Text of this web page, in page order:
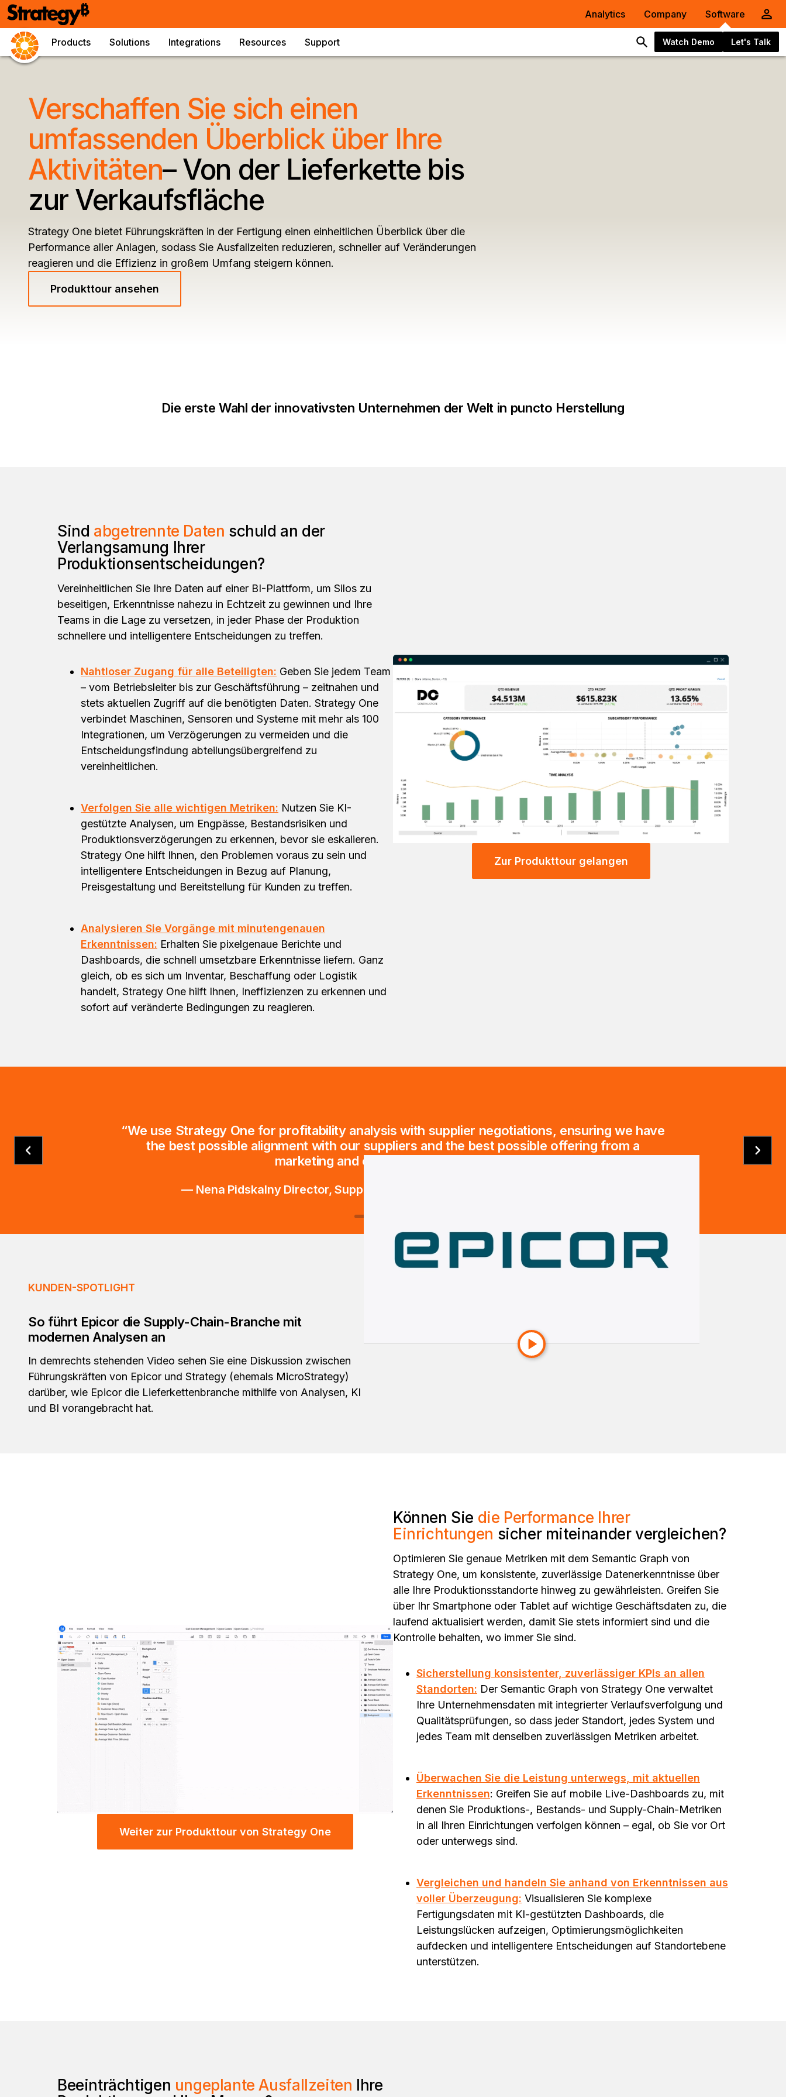
Analytics Company Software
Products Solutions Integrations Resources Support Watch Demo Let's Talk
Verschaffen Sie sich einen
umfassenden Überblick über Ihre
Aktivitäten– Von der Lieferkette bis
zur Verkaufsfläche
Strategy One bietet Führungskräften in der Fertigung einen einheitlichen Überblick über die
Performance aller Anlagen, sodass Sie Ausfallzeiten reduzieren, schneller auf Veränderungen
reagieren und die Effizienz in großem Umfang steigern können.
Produkttour ansehen
Die erste Wahl der innovativsten Unternehmen der Welt in puncto Herstellung
Sind abgetrennte Daten schuld an der
Verlangsamung Ihrer
Produktionsentscheidungen?
Vereinheitlichen Sie Ihre Daten auf einer BI-Plattform, um Silos zu
beseitigen, Erkenntnisse nahezu in Echtzeit zu gewinnen und Ihre
Teams in die Lage zu versetzen, in jeder Phase der Produktion
schnellere und intelligentere Entscheidungen zu treffen.
Nahtloser Zugang für alle Beteiligten: Geben Sie jedem Team
– vom Betriebsleiter bis zur Geschäftsführung – zeitnahen und
stets aktuellen Zugriff auf die benötigten Daten. Strategy One
verbindet Maschinen, Sensoren und Systeme mit mehr als 100
Integrationen, um Verzögerungen zu vermeiden und die
Entscheidungsfindung abteilungsübergreifend zu
vereinheitlichen.
Verfolgen Sie alle wichtigen Metriken: Nutzen Sie KI-
gestützte Analysen, um Engpässe, Bestandsrisiken und
Produktionsverzögerungen zu erkennen, bevor sie eskalieren.
Strategy One hilft Ihnen, den Problemen voraus zu sein und
intelligentere Entscheidungen in Bezug auf Planung,
Preisgestaltung und Bereitstellung für Kunden zu treffen.
Analysieren Sie Vorgänge mit minutengenauen
Erkenntnissen: Erhalten Sie pixelgenaue Berichte und
Dashboards, die schnell umsetzbare Erkenntnisse liefern. Ganz
gleich, ob es sich um Inventar, Beschaffung oder Logistik
handelt, Strategy One hilft Ihnen, Ineffizienzen zu erkennen und
sofort auf veränderte Bedingungen zu reagieren.
Zur Produkttour gelangen
“We use Strategy One for profitability analysis with supplier negotiations, ensuring we have
the best possible alignment with our suppliers and the best possible offering from a
marketing and engagement standpoint.”
— Nena Pidskalny Director, Supply Chain Strategy Federated Co-Operatives
KUNDEN-SPOTLIGHT
So führt Epicor die Supply-Chain-Branche mit
modernen Analysen an
In demrechts stehenden Video sehen Sie eine Diskussion zwischen
Führungskräften von Epicor und Strategy (ehemals MicroStrategy)
darüber, wie Epicor die Lieferkettenbranche mithilfe von Analysen, KI
und BI vorangebracht hat.
Weiter zur Produkttour von Strategy One
Können Sie die Performance Ihrer
Einrichtungen sicher miteinander vergleichen?
Optimieren Sie genaue Metriken mit dem Semantic Graph von
Strategy One, um konsistente, zuverlässige Datenerkenntnisse über
alle Ihre Produktionsstandorte hinweg zu gewährleisten. Greifen Sie
über Ihr Smartphone oder Tablet auf wichtige Geschäftsdaten zu, die
laufend aktualisiert werden, damit Sie stets informiert sind und die
Kontrolle behalten, wo immer Sie sind.
Sicherstellung konsistenter, zuverlässiger KPIs an allen
Standorten: Der Semantic Graph von Strategy One verwaltet
Ihre Unternehmensdaten mit integrierter Verlaufsverfolgung und
Qualitätsprüfungen, so dass jeder Standort, jedes System und
jedes Team mit denselben zuverlässigen Metriken arbeitet.
Überwachen Sie die Leistung unterwegs, mit aktuellen
Erkenntnissen: Greifen Sie auf mobile Live-Dashboards zu, mit
denen Sie Produktions-, Bestands- und Supply-Chain-Metriken
in all Ihren Einrichtungen verfolgen können – egal, ob Sie vor Ort
oder unterwegs sind.
Vergleichen und handeln Sie anhand von Erkenntnissen aus
voller Überzeugung: Visualisieren Sie komplexe
Fertigungsdaten mit KI-gestützten Dashboards, die
Leistungslücken aufzeigen, Optimierungsmöglichkeiten
aufdecken und intelligentere Entscheidungen auf Standortebene
unterstützen.
Beeinträchtigen ungeplante Ausfallzeiten Ihre